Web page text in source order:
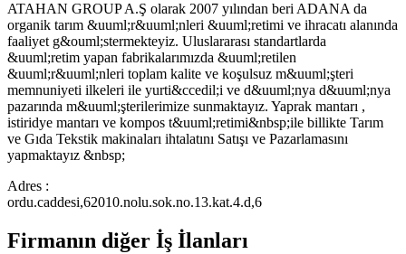
ATAHAN GROUP A.Ş olarak 2007 yılından beri ADANA da
organik tarım &uuml;r&uuml;nleri &uuml;retimi ve ihracatı alanında
faaliyet g&ouml;stermekteyiz. Uluslararası standartlarda
&uuml;retim yapan fabrikalarımızda &uuml;retilen
&uuml;r&uuml;nleri toplam kalite ve koşulsuz m&uuml;şteri
memnuniyeti ilkeleri ile yurti&ccedil;i ve d&uuml;nya d&uuml;nya
pazarında m&uuml;şterilerimize sunmaktayız. Yaprak mantarı ,
istiridye mantarı ve kompos t&uuml;retimi&nbsp;ile billikte Tarım
ve Gıda Tekstik makinaları ihtalatını Satışı ve Pazarlamasını
yapmaktayız &nbsp;
Adres :
ordu.caddesi,62010.nolu.sok.no.13.kat.4.d,6
Firmanın diğer İş İlanları